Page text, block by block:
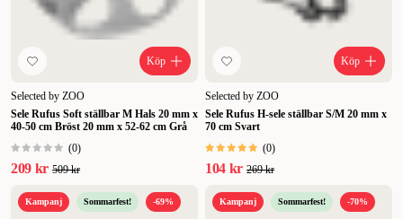
Köp
Selected by ZOO
Sele Rufus Soft ställbar M Hals 20 mm x
40-50 cm Bröst 20 mm x 52-62 cm Grå
(0)
209 kr 509 kr
Köp
Selected by ZOO
Sele Rufus H-sele ställbar S/M 20 mm x
70 cm Svart
(0)
104 kr 269 kr
Kampanj Sommarfest! -69% Kampanj Sommarfest! -70%